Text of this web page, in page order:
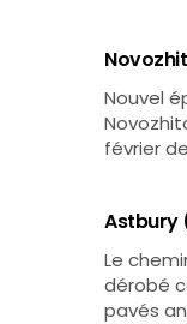
Nouvel
février
Astbury
Le
dérobé
pavés